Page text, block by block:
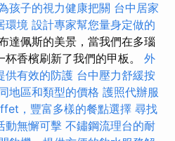
孩子的視力健康把關 台中居家
環境 設計專家幫您量身定做的
達佩斯的美景，當我們在多瑙
香檳刷新了我們的甲板。 外
供有效的防護 台中壓力舒緩按
地區和類型的價格 護照代辦服
，豐富多樣的餐點選擇 尋找
動無懈可擊 不鏽鋼流理台的耐